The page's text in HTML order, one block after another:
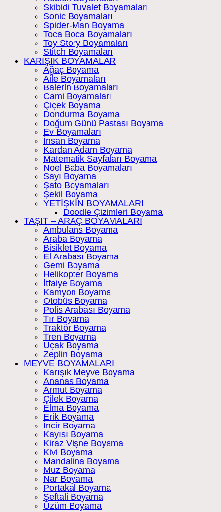
Skibidi Tuvalet Boyamaları
Sonic Boyamaları
Spider-Man Boyama
Toca Boca Boyamaları
Toy Story Boyamaları
Stitch Boyamaları
KARIŞIK BOYAMALAR
Ağaç Boyama
Aile Boyamaları
Balerin Boyamaları
Cami Boyamaları
Çiçek Boyama
Dondurma Boyama
Doğum Günü Pastası Boyama
Ev Boyamaları
İnsan Boyama
Kardan Adam Boyama
Matematik Sayfaları Boyama
Noel Baba Boyamaları
Sayı Boyama
Şato Boyamaları
Şekil Boyama
YETİŞKİN BOYAMALARI
Doodle Çizimleri Boyama
TAŞIT – ARAÇ BOYAMALARI
Ambulans Boyama
Araba Boyama
Bisiklet Boyama
El Arabası Boyama
Gemi Boyama
Helikopter Boyama
İtfaiye Boyama
Kamyon Boyama
Otobüs Boyama
Polis Arabası Boyama
Tır Boyama
Traktör Boyama
Tren Boyama
Uçak Boyama
Zeplin Boyama
MEYVE BOYAMALARI
Karışık Meyve Boyama
Ananas Boyama
Armut Boyama
Çilek Boyama
Elma Boyama
Erik Boyama
İncir Boyama
Kayısı Boyama
Kiraz Vişne Boyama
Kivi Boyama
Mandalina Boyama
Muz Boyama
Nar Boyama
Portakal Boyama
Şeftali Boyama
Üzüm Boyama